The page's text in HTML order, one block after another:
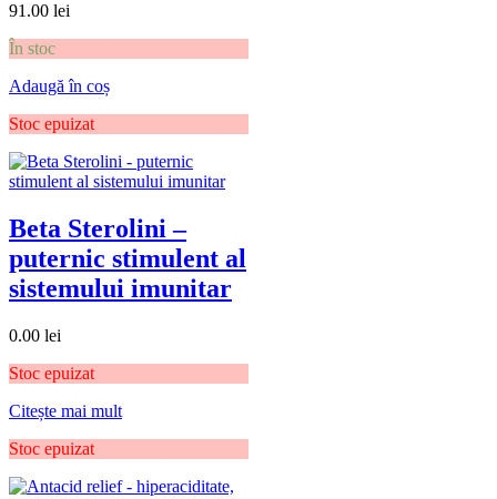
91.00 lei
În stoc
Adaugă în coș
Stoc epuizat
Beta Sterolini –
puternic stimulent al
sistemului imunitar
0.00 lei
Stoc epuizat
Citește mai mult
Stoc epuizat